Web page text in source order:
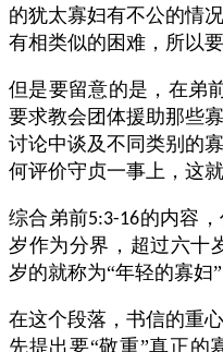
的犹太寡妇有不公的情
有相类似的困难，所以
但是要留意的是，在弟
要求教会团体援助那些
讨论中谈及不同类别的
何评价守贞一事上，这
综合弟前5:3-16的内容
岁作为分界，超过六十
岁的就称为“年轻的寡妇
在这个段落，书信的重
先提出要“敬重”真正的